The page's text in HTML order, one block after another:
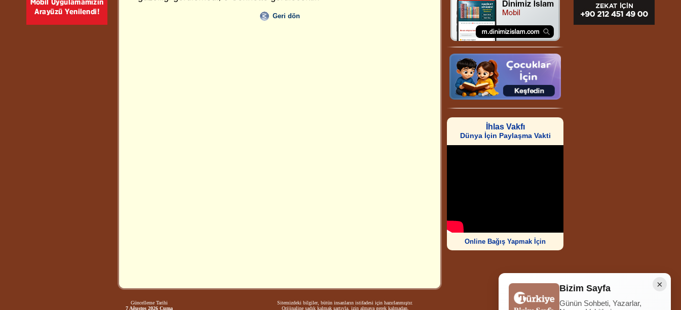
Geri dön
İhlas Vakfı
Dünya İçin Paylaşma Vakti
Online Bağış Yapmak İçin
Güncelleme Tarihi
7 Ağustos 2026 Cuma
Sitemizdeki bilgiler, bütün insanların istifadesi için hazırlanmıştır.
Orijinaline sadık kalmak şartıyla, izin almaya gerek kalmadan,
Ziyaretçi Sayısı
252.009.389
×
Bizim Sayfa
Günün Sohbeti, Yazarlar,